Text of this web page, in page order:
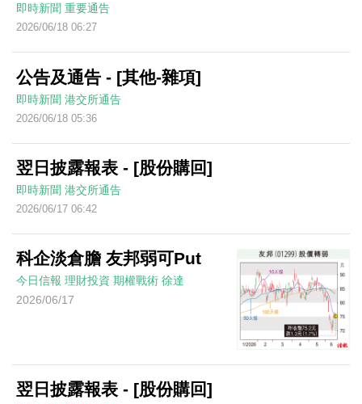
即時新聞 重要通告
2026/06/18 06:27
公告及通告 - [其他-雜項]
即時新聞 港交所通告
2026/06/18 05:36
翌日披露報表 - [股份購回]
即時新聞 港交所通告
2026/06/17 06:42
科企淡倉膽 友邦弱可Put
今日信報 理財投資 期權戰術 徐達
2026/06/17
翌日披露報表 - [股份購回]